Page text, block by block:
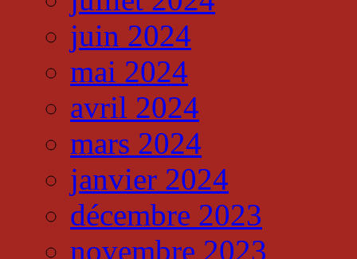
juin 2024
mai 2024
avril 2024
mars 2024
janvier 2024
décembre 2023
novembre 2023